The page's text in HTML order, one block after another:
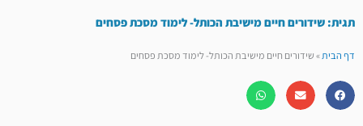
תגית: שידורים חיים מישיבת הכותל- לימוד מסכת פסחים
דף הבית»שידורים חיים מישיבת הכותל- לימוד מסכת פסחים